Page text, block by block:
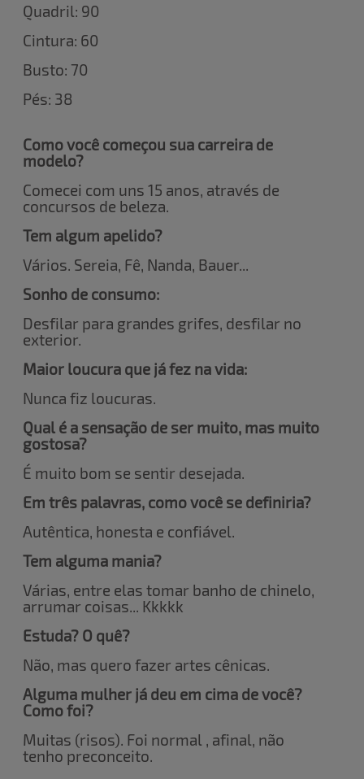
Quadril: 90
Cintura: 60
Busto: 70
Pés: 38
Como você começou sua carreira de
modelo?
Comecei com uns 15 anos, através de
concursos de beleza.
Tem algum apelido?
Vários. Sereia, Fê, Nanda, Bauer...
Sonho de consumo:
Desfilar para grandes grifes, desfilar no
exterior.
Maior loucura que já fez na vida:
Nunca fiz loucuras.
Qual é a sensação de ser muito, mas muito
gostosa?
É muito bom se sentir desejada.
Em três palavras, como você se definiria?
Autêntica, honesta e confiável.
Tem alguma mania?
Várias, entre elas tomar banho de chinelo,
arrumar coisas... Kkkkk
Estuda? O quê?
Não, mas quero fazer artes cênicas.
Alguma mulher já deu em cima de você?
Como foi?
Muitas (risos). Foi normal , afinal, não
tenho preconceito.